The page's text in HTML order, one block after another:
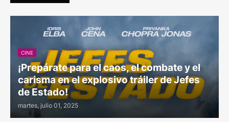
CINE
¡Prepárate para el caos, el combate y el
carisma en el explosivo tráiler de Jefes
de Estado!
martes, julio 01, 2025